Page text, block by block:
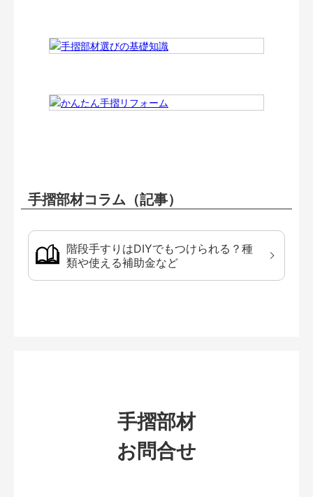
手摺部材コラム（記事）
階段手すりはDIYでもつけられる？種
類や使える補助金など
手摺部材
お問合せ